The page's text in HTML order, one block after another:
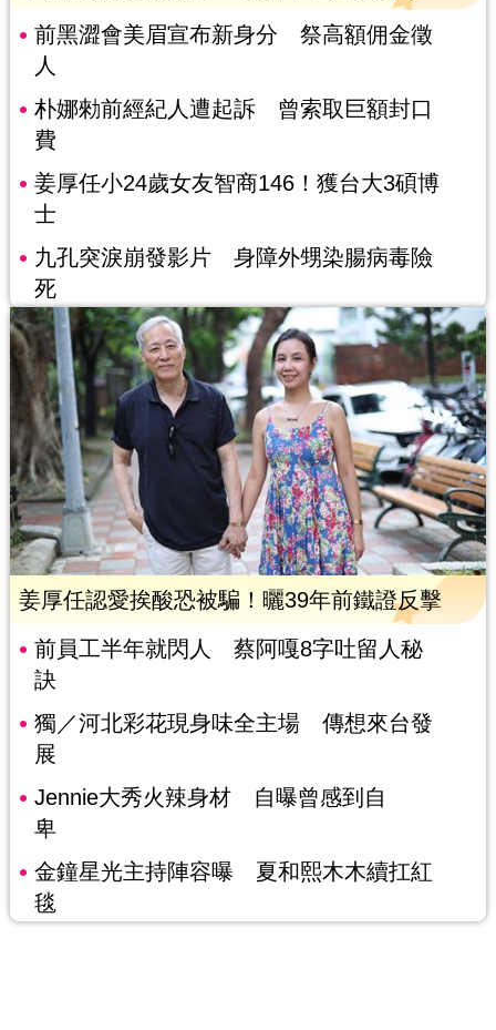
前黑澀會美眉宣布新身分 祭高額佣金徵
人
朴娜勑前經紀人遭起訴 曾索取巨額封口
費
姜厚任小24歲女友智商146！獲台大3碩博
士
九孔突淚崩發影片 身障外甥染腸病毒險
死
姜厚任認愛挨酸恐被騙！曬39年前鐵證反擊
前員工半年就閃人 蔡阿嘎8字吐留人秘
訣
獨／河北彩花現身味全主場 傳想來台發
展
Jennie大秀火辣身材 自曝曾感到自
卑
金鐘星光主持陣容曝 夏和熙木木續扛紅
毯